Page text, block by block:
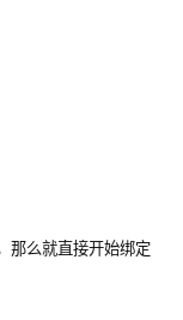
那么就直接开始绑定